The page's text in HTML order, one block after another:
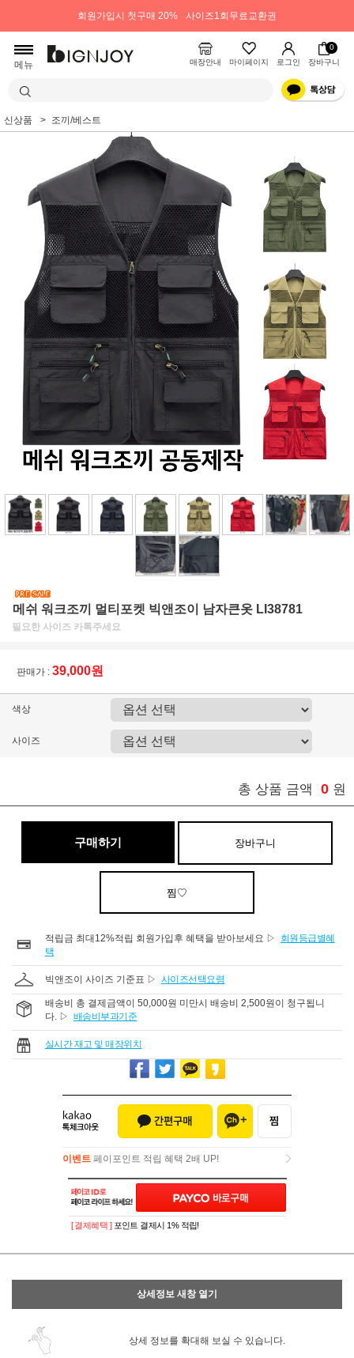
회원가입시 첫구매 20% 사이즈1회무료교환권
메뉴 매장안내 마이페이지 로그인
0
장바구니
신상품 조끼/베스트
메쉬 워크조끼 멀티포켓 빅앤조이 남자큰옷 LI38781
필요한 사이즈 카톡주세요
판매가 : 39,000원
색상
사이즈
총 상품 금액 0 원
구매하기 장바구니
찜♡
적립금 최대12%적립 회원가입후 혜택을 받아보세요 ▷
회원등급별혜
택
빅앤조이 사이즈 기준표 ▷ 사이즈선택요령
배송비 총 결제금액이 50,000원 미만시 배송비 2,500원이 청구됩니
다. ▷ 배송비부과기준
실시간 재고 및 매장위치
페이포인트 적립 혜택 2배 UP!
이벤트 페이포인트 적립 혜택 2배 UP!
[ 결제혜택 ] 포인트 결제시 1% 적립!
상세정보 새창 열기
상세 정보를 확대해 보실 수 있습니다.